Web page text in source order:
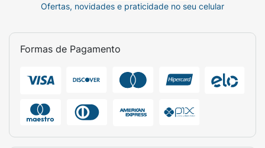
Ofertas, novidades e praticidade no seu celular
Formas de Pagamento